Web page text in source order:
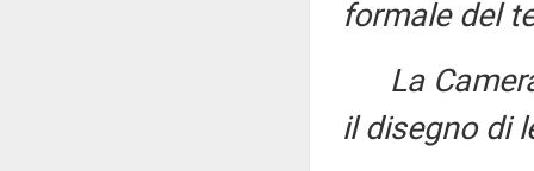
formale del
La
il disegno di